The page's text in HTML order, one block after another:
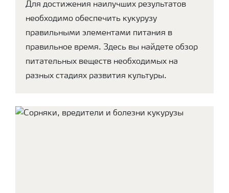
Для достижения наилучших результатов
необходимо обеспечить кукурузу
правильными элементами питания в
правильное время. Здесь вы найдете обзор
питательных веществ необходимых на
разных стадиях развития культуры.